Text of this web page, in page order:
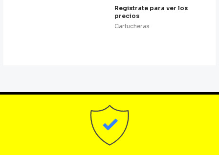
Registrate para ver los
precios
Cartucheras